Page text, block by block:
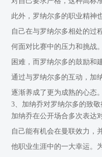
此外，罗纳尔多的职业精神
自己在与罗纳尔多相处的过
何面对比赛中的压力和挑战
困难，而罗纳尔多的鼓励和
通过与罗纳尔多的互动，加
逐渐养成了更为成熟的心态。
3、加纳乔对罗纳尔多的致敬
加纳乔在公开场合多次表达
自己能有机会在曼联效力，
他职业生涯中的一大幸运。